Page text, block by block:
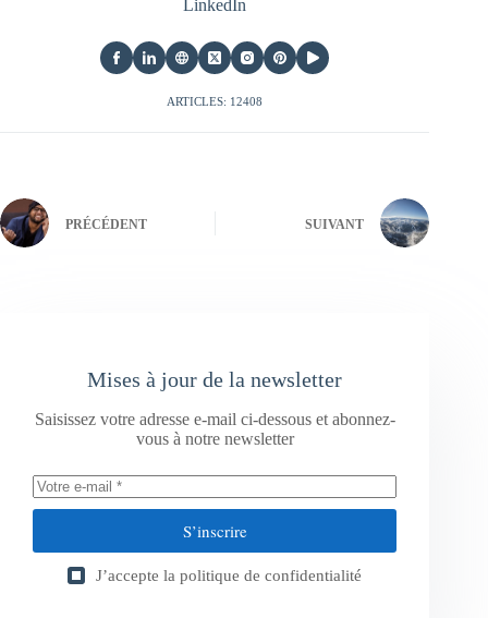
LinkedIn
ARTICLES: 12408
PRÉCÉDENT SUIVANT
Mises à jour de la newsletter
Saisissez votre adresse e-mail ci-dessous et abonnez-
vous à notre newsletter
S’inscrire
J’accepte la politique de confidentialité